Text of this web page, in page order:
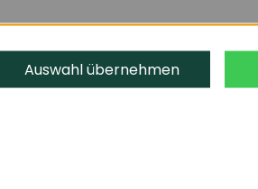
Auswahl übernehmen